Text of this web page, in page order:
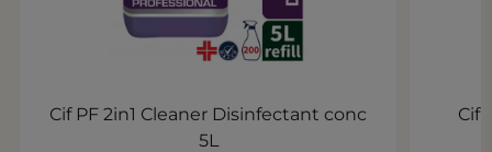
Cif PF 2in1 Cleaner Disinfectant conc
5L
Cif